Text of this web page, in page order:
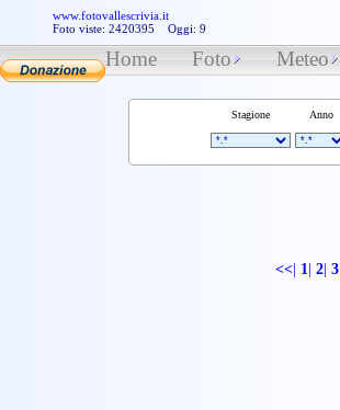
www.fotovallescrivia.it
Foto viste: 2420395 Oggi: 9
Home Foto Meteo
Stagione Anno
<< 1 2 3